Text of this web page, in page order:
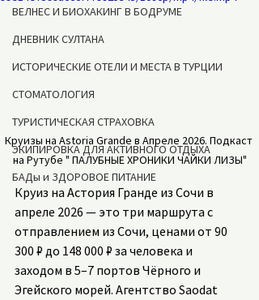
ВЕЛНЕС И БИОХАКИНГ В БОДРУМЕ
ДНЕВНИК СУЛТАНА
ИСТОРИЧЕСКИЕ ОТЕЛИ И МЕСТА В ТУРЦИИ
СТОМАТОЛОГИЯ
ТУРИСТИЧЕСКАЯ СТРАХОВКА
ЭКИПИРОВКА ДЛЯ АКТИВНОГО ОТДЫХА
БАДы и ЗДОРОВОЕ ПИТАНИЕ
Круизы на Astoria Grande в Апреле 2026. Подкаст
на Рутубе " ПАЛУБНЫЕ ХРОНИКИ ЧАЙКИ ЛИЗЫ"
Круиз на Астория Гранде из Сочи в
апреле 2026 — это три маршрута с
отправлением из Сочи, ценами от 90
300 ₽ до 148 000 ₽ за человека и
заходом в 5–7 портов Чёрного и
Эгейского морей. Агентство Saodat